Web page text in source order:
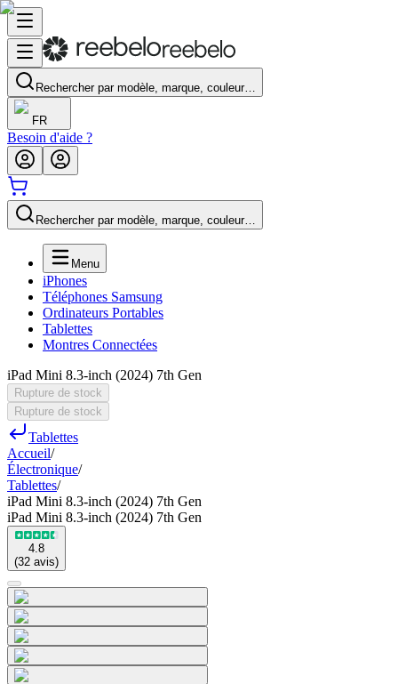
Rechercher par modèle, marque, couleur…
FR
Besoin d'aide ?
Rechercher par modèle, marque, couleur…
Menu
iPhones
Téléphones Samsung
Ordinateurs Portables
Tablettes
Montres Connectées
iPad Mini 8.3-inch (2024) 7th Gen
Rupture de stock
Rupture de stock
Tablettes
Accueil/
Électronique/
Tablettes/
iPad Mini 8.3-inch (2024) 7th Gen
iPad Mini 8.3-inch (2024) 7th Gen
4.8
(32 avis)